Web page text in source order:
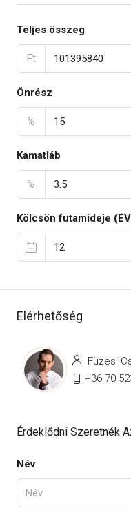
Teljes összeg
Ft
Önrész
%
Kamatláb
%
Kölcsön futamideje
Elérhetőség
Füzesi
+36 70
Érdeklődni Szeretnék
Név